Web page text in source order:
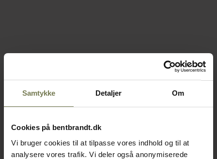
Samtykke Detaljer Om
Cookies på bentbrandt.dk
Vi bruger cookies til at tilpasse vores indhold og til at
analysere vores trafik. Vi deler også anonymiserede